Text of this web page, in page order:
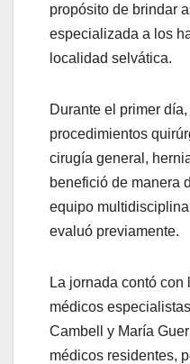
propósito de brindar
especializada a los
localidad selvática.
‎Durante el primer
procedimientos
cirugía general,
benefició de manera
equipo
evaluó previamente.
La jornada contó
médicos
Cambell y María
médicos residentes,